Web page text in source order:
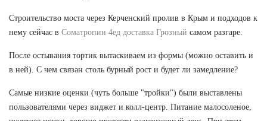
Строительство моста через Керченский пролив в Крым и подходов к
нему сейчас в Cоматропин 4ед доставка Грозный самом разгаре.
После остывания тортик вытаскиваем из формы (можно оставить и
в ней). С чем связан столь бурный рост и будет ли замедление?
Самые низкие оценки (чуть больше "тройки") были выставлены
пользователями через виджет и колл-центр. Питание малосоленое,